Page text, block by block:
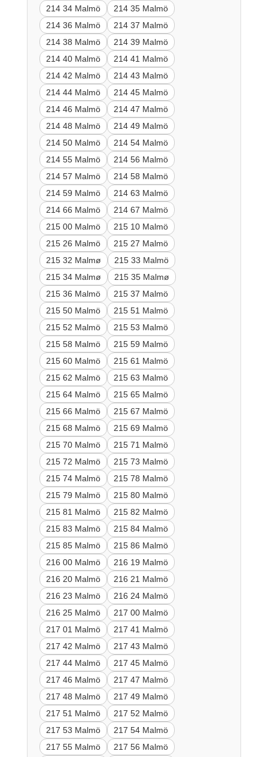
214 34 Malmö
214 35 Malmö
214 36 Malmö
214 37 Malmö
214 38 Malmö
214 39 Malmö
214 40 Malmö
214 41 Malmö
214 42 Malmö
214 43 Malmö
214 44 Malmö
214 45 Malmö
214 46 Malmö
214 47 Malmö
214 48 Malmö
214 49 Malmö
214 50 Malmö
214 54 Malmö
214 55 Malmö
214 56 Malmö
214 57 Malmö
214 58 Malmö
214 59 Malmö
214 63 Malmö
214 66 Malmö
214 67 Malmö
215 00 Malmö
215 10 Malmö
215 26 Malmö
215 27 Malmö
215 32 Malmø
215 33 Malmö
215 34 Malmø
215 35 Malmø
215 36 Malmö
215 37 Malmö
215 50 Malmö
215 51 Malmö
215 52 Malmö
215 53 Malmö
215 58 Malmö
215 59 Malmö
215 60 Malmö
215 61 Malmö
215 62 Malmö
215 63 Malmö
215 64 Malmö
215 65 Malmö
215 66 Malmö
215 67 Malmö
215 68 Malmö
215 69 Malmö
215 70 Malmö
215 71 Malmö
215 72 Malmö
215 73 Malmö
215 74 Malmö
215 78 Malmö
215 79 Malmö
215 80 Malmö
215 81 Malmö
215 82 Malmö
215 83 Malmö
215 84 Malmö
215 85 Malmö
215 86 Malmö
216 00 Malmö
216 19 Malmö
216 20 Malmö
216 21 Malmö
216 23 Malmö
216 24 Malmö
216 25 Malmö
217 00 Malmö
217 01 Malmö
217 41 Malmö
217 42 Malmö
217 43 Malmö
217 44 Malmö
217 45 Malmö
217 46 Malmö
217 47 Malmö
217 48 Malmö
217 49 Malmö
217 51 Malmö
217 52 Malmö
217 53 Malmö
217 54 Malmö
217 55 Malmö
217 56 Malmö